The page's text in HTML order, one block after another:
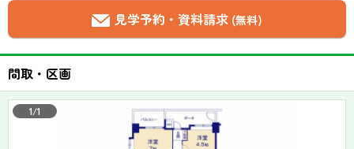
見学予約・資料請求 (無料)
間取・区画
1/1